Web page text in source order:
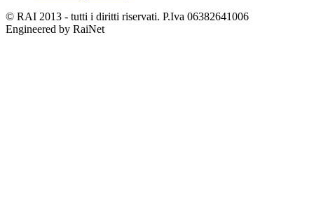
© RAI 2013 - tutti i diritti riservati. P.Iva 06382641006
Engineered by RaiNet